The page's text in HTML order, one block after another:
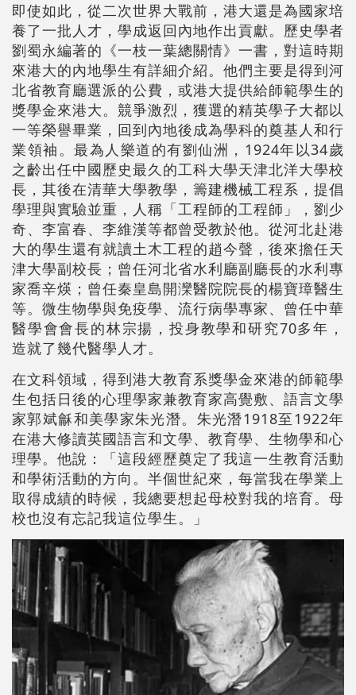
即使如此，從二次世界大戰前，港大還是為國家培
養了一批人才，學成返回內地作出貢獻。歷史學者
劉蜀永編著的《一枝一葉總關情》一書，對這時期
來港大的內地學生有詳細介紹。他們主要是得到河
北省教育廳選派的公費，或港大提供給師範學生的
獎學金來港大。競爭激烈，獲選的精英學子大都以
一等榮譽畢業，回到內地後成為學科的奠基人和行
業領袖。最為人樂道的有劉仙洲，1924年以34歲
之齡出任中國歷史最久的工科大學天津北洋大學校
長，其後在清華大學教學，籌建機械工程系，提倡
學理與實驗並重，人稱「工程師的工程師」，劉少
奇、李富春、李維漢等都曾受教於他。從河北赴港
大的學生還有就讀土木工程的趙今聲，後來擔任天
津大學副校長；曾任河北省水利廳副廳長的水利專
家喬辛煐；曾任秦皇島開灤醫院院長的楊寶璋醫生
等。微生物學與免疫學、流行病學專家、曾任中華
醫學會會長的林宗揚，投身教學和研究70多年，
造就了幾代醫學人才。
在文科領域，得到港大教育系獎學金來港的師範學
生包括日後的心理學家兼教育家高覺敷、語言文學
家郭斌龢和美學家朱光潛。朱光潛1918至1922年
在港大修讀英國語言和文學、教育學、生物學和心
理學。他說：「這段經歷奠定了我這一生教育活動
和學術活動的方向。半個世紀來，每當我在學業上
取得成績的時候，我總要想起母校對我的培育。母
校也沒有忘記我這位學生。」